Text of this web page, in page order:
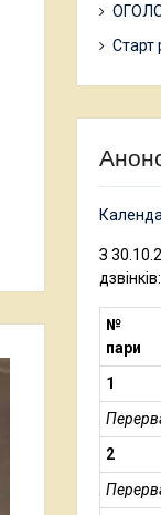
Старт
З
дзвінків:
№
пари
1
2